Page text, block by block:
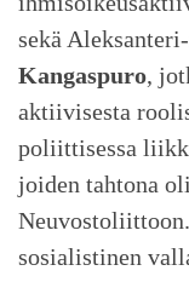
sekä
Kangaspuro,
aktiivisesta
poliittisessa
joiden tahtona
sosialistinen